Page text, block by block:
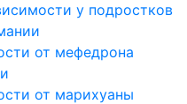
у подростков
от мефедрона
от марихуаны